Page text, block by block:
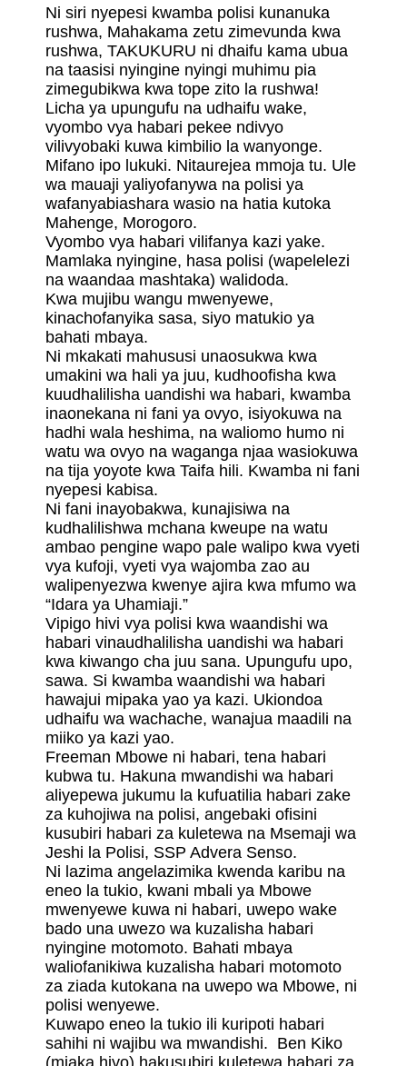
Ni siri nyepesi kwamba polisi kunanuka
rushwa, Mahakama zetu zimevunda kwa
rushwa, TAKUKURU ni dhaifu kama ubua
na taasisi nyingine nyingi muhimu pia
zimegubikwa kwa tope zito la rushwa!
Licha ya upungufu na udhaifu wake,
vyombo vya habari pekee ndivyo
vilivyobaki kuwa kimbilio la wanyonge.
Mifano ipo lukuki. Nitaurejea mmoja tu. Ule
wa mauaji yaliyofanywa na polisi ya
wafanyabiashara wasio na hatia kutoka
Mahenge, Morogoro.
Vyombo vya habari vilifanya kazi yake.
Mamlaka nyingine, hasa polisi (wapelelezi
na waandaa mashtaka) walidoda.
Kwa mujibu wangu mwenyewe,
kinachofanyika sasa, siyo matukio ya
bahati mbaya.
Ni mkakati mahususi unaosukwa kwa
umakini wa hali ya juu, kudhoofisha kwa
kuudhalilisha uandishi wa habari, kwamba
inaonekana ni fani ya ovyo, isiyokuwa na
hadhi wala heshima, na waliomo humo ni
watu wa ovyo na waganga njaa wasiokuwa
na tija yoyote kwa Taifa hili. Kwamba ni fani
nyepesi kabisa.
Ni fani inayobakwa, kunajisiwa na
kudhalilishwa mchana kweupe na watu
ambao pengine wapo pale walipo kwa vyeti
vya kufoji, vyeti vya wajomba zao au
walipenyezwa kwenye ajira kwa mfumo wa
“Idara ya Uhamiaji.”
Vipigo hivi vya polisi kwa waandishi wa
habari vinaudhalilisha uandishi wa habari
kwa kiwango cha juu sana. Upungufu upo,
sawa. Si kwamba waandishi wa habari
hawajui mipaka yao ya kazi. Ukiondoa
udhaifu wa wachache, wanajua maadili na
miiko ya kazi yao.
Freeman Mbowe ni habari, tena habari
kubwa tu. Hakuna mwandishi wa habari
aliyepewa jukumu la kufuatilia habari zake
za kuhojiwa na polisi, angebaki ofisini
kusubiri habari za kuletewa na Msemaji wa
Jeshi la Polisi, SSP Advera Senso.
Ni lazima angelazimika kwenda karibu na
eneo la tukio, kwani mbali ya Mbowe
mwenyewe kuwa ni habari, uwepo wake
bado una uwezo wa kuzalisha habari
nyingine motomoto. Bahati mbaya
waliofanikiwa kuzalisha habari motomoto
za ziada kutokana na uwepo wa Mbowe, ni
polisi wenyewe.
Kuwapo eneo la tukio ili kuripoti habari
sahihi ni wajibu wa mwandishi. Ben Kiko
(miaka hiyo) hakusubiri kuletewa habari za